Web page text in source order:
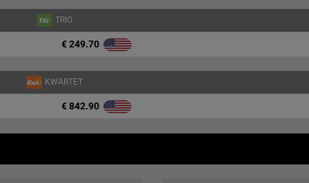
TRIO
€ 249.70
KWARTET
€ 842.90